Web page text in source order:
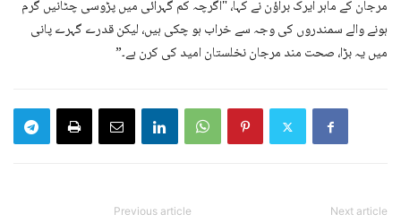
مرجان کے ماہر ایرک براؤن نے کہا، "اگرچہ کم گہرائی میں پڑوسی چٹانیں گرم
ہونے والے سمندروں کی وجہ سے خراب ہو چکی ہیں، لیکن قدرے گہرے پانی
میں یہ بڑا، صحت مند مرجان نخلستان امید کی کرن ہے۔”
Previous article Next article